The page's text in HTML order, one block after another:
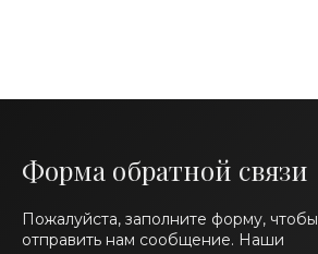
Форма обратной связи
Пожалуйста, заполните форму, чтобы
отправить нам сообщение. Наши